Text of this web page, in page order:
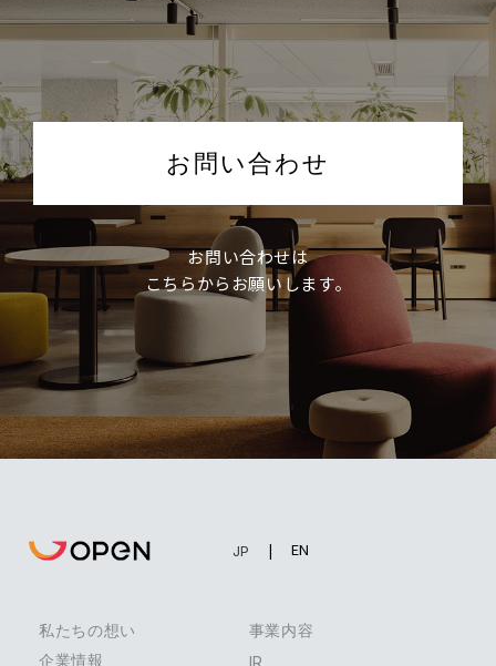
お問い合わせ
お問い合わせは
こちらからお願いします。
EN
JP
私たちの想い
事業内容
企業情報